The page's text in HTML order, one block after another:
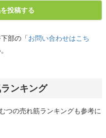
投稿する
部の「お問い合わせはこち
ンキング
つの売れ筋ランキングも参考に